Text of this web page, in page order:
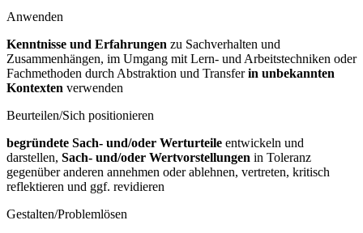
Anwenden
Kenntnisse und Erfahrungen zu Sachverhalten und
Zusammenhängen, im Umgang mit Lern- und Arbeitstechniken oder
Fachmethoden durch Abstraktion und Transferin unbekannten
Kontexten verwenden
Beurteilen/Sich positionieren
begründete Sach- und/oder Werturteile entwickeln und
darstellen, Sach- und/oder Wertvorstellungen in Toleranz
gegenüber anderen annehmen oder ablehnen, vertreten, kritisch
reflektieren und ggf. revidieren
Gestalten/Problemlösen